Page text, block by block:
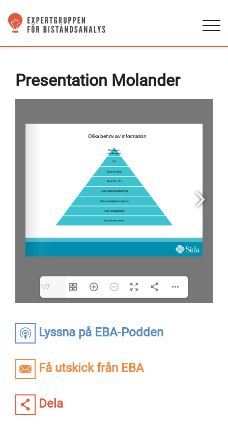
Lyssna på EBA-Podden
Få utskick från EBA
Dela
Presentation Molander
1/7